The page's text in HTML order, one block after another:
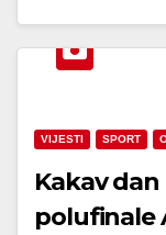
VIJESTI SPORT
Kakav
polufinale